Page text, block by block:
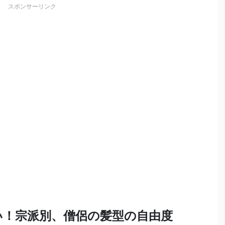
スポンサーリンク
宗派別、僧侶の髪型の自由度